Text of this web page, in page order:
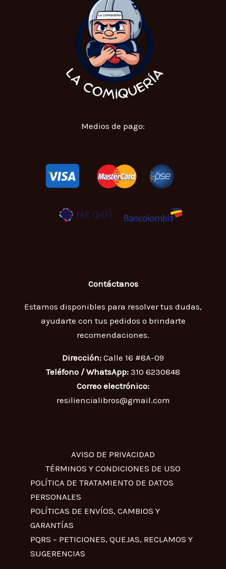
Medios de pago:
Contáctanos
Estamos disponibles para resolver tus dudas,
ayudarte con tus pedidos o brindarte
recomendaciones.
Dirección: Calle 16 #8A-09
Teléfono / WhatsApp: 310 6230848
Correo electrónico:
resiliencialibros@gmail.com
AVISO DE PRIVACIDAD
TÉRMINOS Y CONDICIONES DE USO
POLÍTICA DE TRATAMIENTO DE DATOS
PERSONALES
POLÍTICAS DE ENVÍOS, CAMBIOS Y
GARANTÍAS
PQRS – PETICIONES, QUEJAS, RECLAMOS Y
SUGERENCIAS